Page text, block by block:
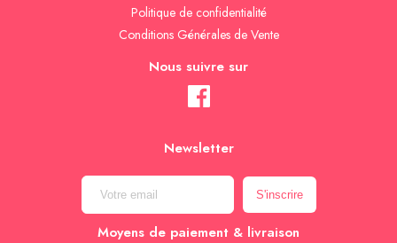
Politique de confidentialité
Conditions Générales de Vente
Nous suivre sur
Newsletter
Moyens de paiement & livraison